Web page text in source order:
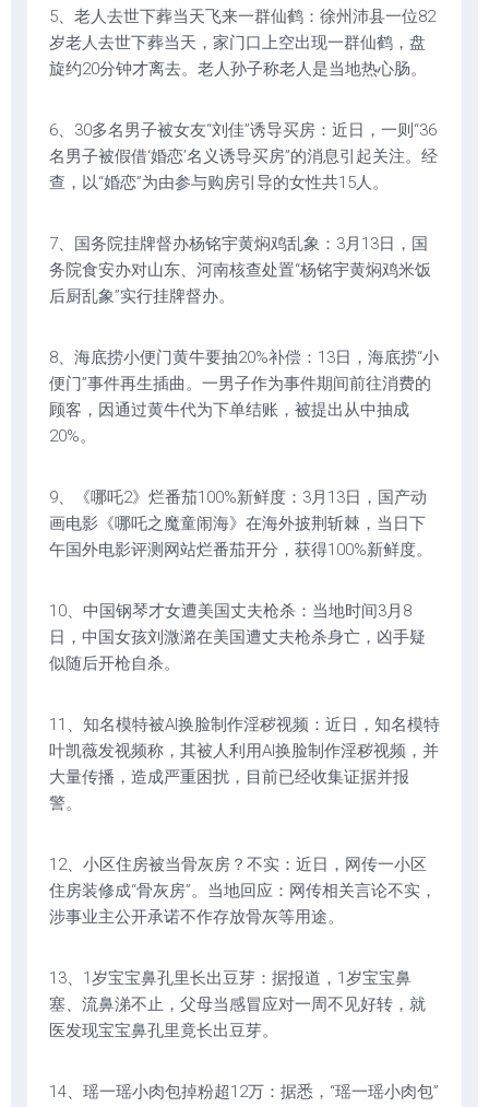
5、老人去世下葬当天飞来一群仙鹤：徐州沛县一位82
岁老人去世下葬当天，家门口上空出现一群仙鹤，盘
旋约20分钟才离去。老人孙子称老人是当地热心肠。
6、30多名男子被女友“刘佳”诱导买房：近日，一则“36
名男子被假借‘婚恋’名义诱导买房”的消息引起关注。经
查，以“婚恋”为由参与购房引导的女性共15人。
7、国务院挂牌督办杨铭宇黄焖鸡乱象：3月13日，国
务院食安办对山东、河南核查处置“杨铭宇黄焖鸡米饭
后厨乱象”实行挂牌督办。
8、海底捞小便门黄牛要抽20%补偿：13日，海底捞“小
便门”事件再生插曲。一男子作为事件期间前往消费的
顾客，因通过黄牛代为下单结账，被提出从中抽成
20%。
9、《哪吒2》烂番茄100%新鲜度：3月13日，国产动
画电影《哪吒之魔童闹海》在海外披荆斩棘，当日下
午国外电影评测网站烂番茄开分，获得100%新鲜度。
10、中国钢琴才女遭美国丈夫枪杀：当地时间3月8
日，中国女孩刘溦潞在美国遭丈夫枪杀身亡，凶手疑
似随后开枪自杀。
11、知名模特被AI换脸制作淫秽视频：近日，知名模特
叶凯薇发视频称，其被人利用AI换脸制作淫秽视频，并
大量传播，造成严重困扰，目前已经收集证据并报
警。
12、小区住房被当骨灰房？不实：近日，网传一小区
住房装修成“骨灰房”。当地回应：网传相关言论不实，
涉事业主公开承诺不作存放骨灰等用途。
13、1岁宝宝鼻孔里长出豆芽：据报道，1岁宝宝鼻
塞、流鼻涕不止，父母当感冒应对一周不见好转，就
医发现宝宝鼻孔里竟长出豆芽。
14、瑶一瑶小肉包掉粉超12万：据悉，“瑶一瑶小肉包”